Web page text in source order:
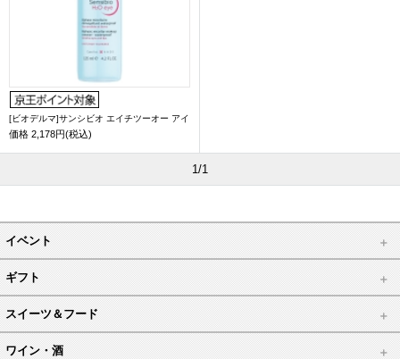
[ビオデルマ]サンシビオ エイチツーオー アイ
価格 2,178円(税込)
1/1
イベント
ギフト
スイーツ＆フード
ワイン・酒